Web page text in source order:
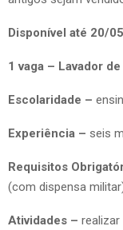
Disponível até 20/
1 vaga – Lavador
Escolaridade –
Experiência – seis
Requisitos
(com dispensa
Atividades –